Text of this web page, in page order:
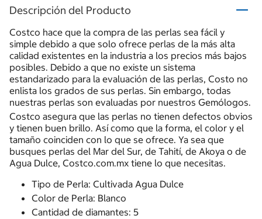
Descripción del Producto
Costco hace que la compra de las perlas sea fácil y
simple debido a que solo ofrece perlas de la más alta
calidad existentes en la industria a los precios más bajos
posibles. Debido a que no existe un sistema
estandarizado para la evaluación de las perlas, Costo no
enlista los grados de sus perlas. Sin embargo, todas
nuestras perlas son evaluadas por nuestros Gemólogos.
Costco asegura que las perlas no tienen defectos obvios
y tienen buen brillo. Así como que la forma, el color y el
tamaño coinciden con lo que se ofrece. Ya sea que
busques perlas del Mar del Sur, de Tahití, de Akoya o de
Agua Dulce, Costco.com.mx tiene lo que necesitas.
Tipo de Perla: Cultivada Agua Dulce
Color de Perla: Blanco
Cantidad de diamantes: 5